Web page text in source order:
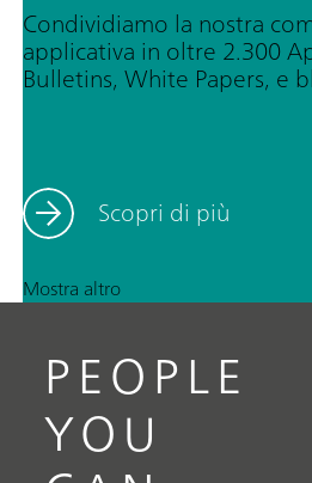
Condividiamo la nostra
applicativa in oltre 2.300
Bulletins, White Papers, e
Scopri di più
Mostra altro
PEOPLE
YOU